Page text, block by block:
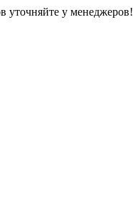
уточняйте у менеджеров!